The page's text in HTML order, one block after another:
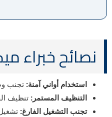
نصائح خبراء
استخدام أواني آمنة: تجنب
التنظيف المستمر: تنظيف
تجنب التشغيل الفارغ: